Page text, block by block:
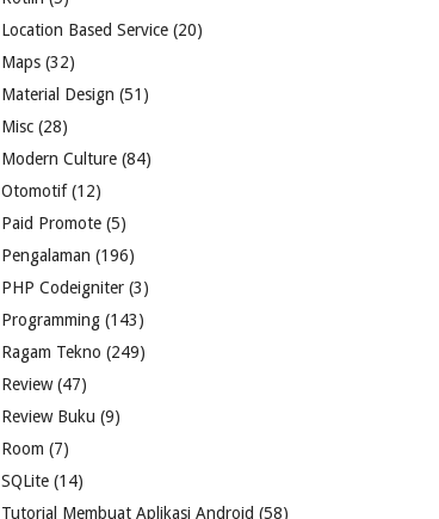
Location Based Service (20)
Maps (32)
Material Design (51)
Misc (28)
Modern Culture (84)
Otomotif(12)
Paid Promote (5)
Pengalaman (196)
PHP Codeigniter (3)
Programming (143)
Ragam Tekno (249)
Review(47)
Review Buku (9)
Room (7)
SQLite (14)
Tutorial Membuat Aplikasi Android (58)